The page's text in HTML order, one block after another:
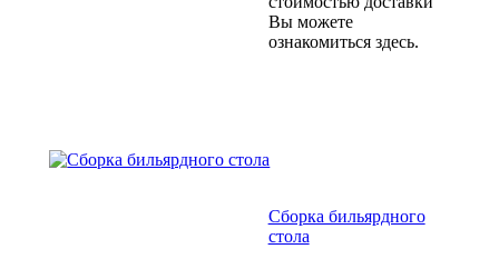
Вы можете
ознакомиться здесь.
Сборка бильярдного
стола